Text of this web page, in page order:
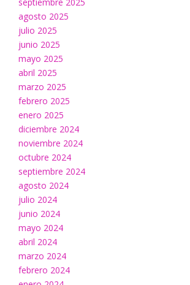
septiembre 2025
agosto 2025
julio 2025
junio 2025
mayo 2025
abril 2025
marzo 2025
febrero 2025
enero 2025
diciembre 2024
noviembre 2024
octubre 2024
septiembre 2024
agosto 2024
julio 2024
junio 2024
mayo 2024
abril 2024
marzo 2024
febrero 2024